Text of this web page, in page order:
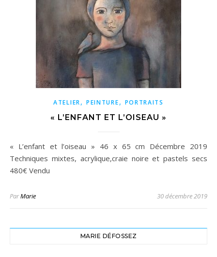
ATELIER, PEINTURE, PORTRAITS
« L’ENFANT ET L’OISEAU »
« L’enfant et l’oiseau » 46 x 65 cm Décembre 2019
Techniques mixtes, acrylique,craie noire et pastels secs
480€ Vendu
ParMarie 30 décembre 2019
MARIE DÉFOSSEZ